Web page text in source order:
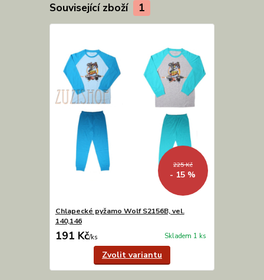
Související zboží 1
225 Kč
- 15 %
Chlapecké pyžamo Wolf S2156B, vel.
140,146
191 Kč/ks Skladem 1 ks
Zvolit variantu